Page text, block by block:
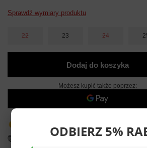
Sprawdź wymiary produktu
22 23 24
Dodaj do koszyka
Możesz kupić także poprzez:
ODBIERZ 5%